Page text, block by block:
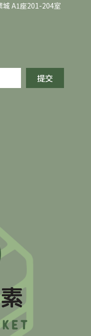
城 A1座201-204室
提交